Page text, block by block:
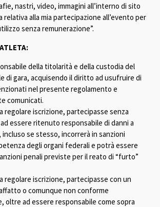
nastri, video, immagini all’interno di sito
relativa alla mia partecipazione all’evento per
senza remunerazione”.
della titolarità e della custodia del
di gara, acquisendo il diritto ad usufruire di
nel presente regolamento e
comunicati.
regolare iscrizione, partecipasse senza
essere ritenuto responsabile di danni a
se stesso, incorrerà in sanzioni
degli organi federali e potrà essere
penali previste per il reato di “furto”
regolare iscrizione, partecipasse con un
o comunque non conforme
oltre ad essere responsabile come sopra